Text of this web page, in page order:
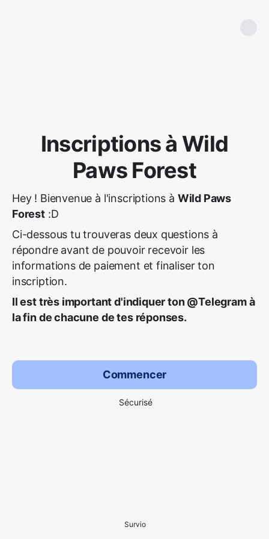
Inscriptions à Wild
Paws Forest
Hey ! Bienvenue à l'inscriptions à Wild Paws
Forest:D
Ci-dessous tu trouveras deux questions à
répondre avant de pouvoir recevoir les
informations de paiement et finaliser ton
inscription.
Il est très important d'indiquer ton @Telegram à
la fin de chacune de tes réponses.
Commencer
Sécurisé
Survio